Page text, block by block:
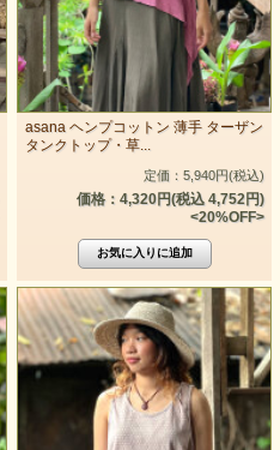
asana ヘンプコットン 薄手 ターザン
タンクトップ・草...
定価：5,940円(税込)
価格：4,320円(税込 4,752円)
<20%OFF>